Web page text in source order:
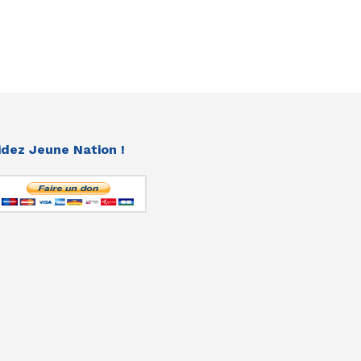
Jeune Nation !